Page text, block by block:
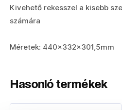
Kivehető rekesszel a kisebb
számára
Méretek: 440x332x301,5mm
Hasonló termékek